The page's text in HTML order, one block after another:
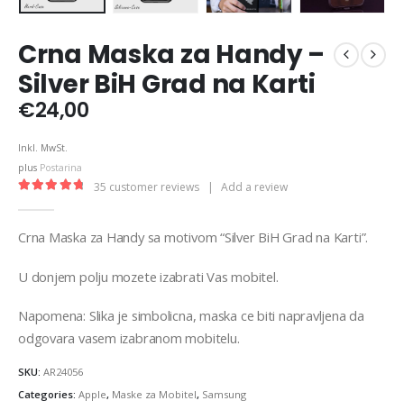
Crna Maska za Handy –
Silver BiH Grad na Karti
€24,00
Inkl. MwSt.
plus Postarina
35 customer reviews | Add a review
Crna Maska za Handy sa motivom “Silver BiH Grad na Karti”.
U donjem polju mozete izabrati Vas mobitel.
Napomena: Slika je simbolicna, maska ce biti napravljena da
odgovara vasem izabranom mobitelu.
SKU: AR24056
Categories: Apple, Maske za Mobitel, Samsung